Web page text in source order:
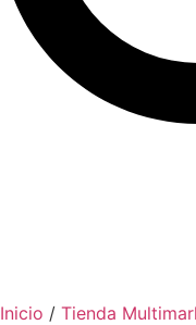
Inicio / Tienda